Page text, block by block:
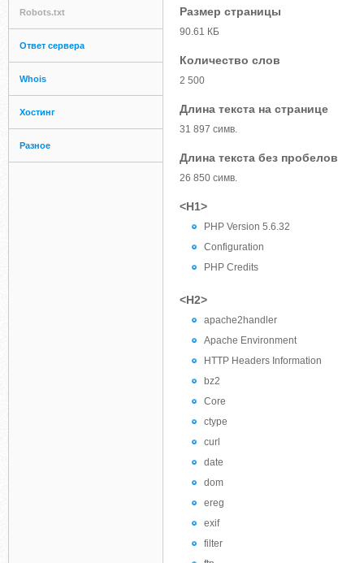
Robots.txt
Ответ сервера
Whois
Хостинг
Разное
Размер страницы
90.61 КБ
Количество слов
2 500
Длина текста на странице
31 897 симв.
Длина текста без пробелов
26 850 симв.
<H1>
PHP Version 5.6.32
Configuration
PHP Credits
<H2>
apache2handler
Apache Environment
HTTP Headers Information
bz2
Core
ctype
curl
date
dom
ereg
exif
filter